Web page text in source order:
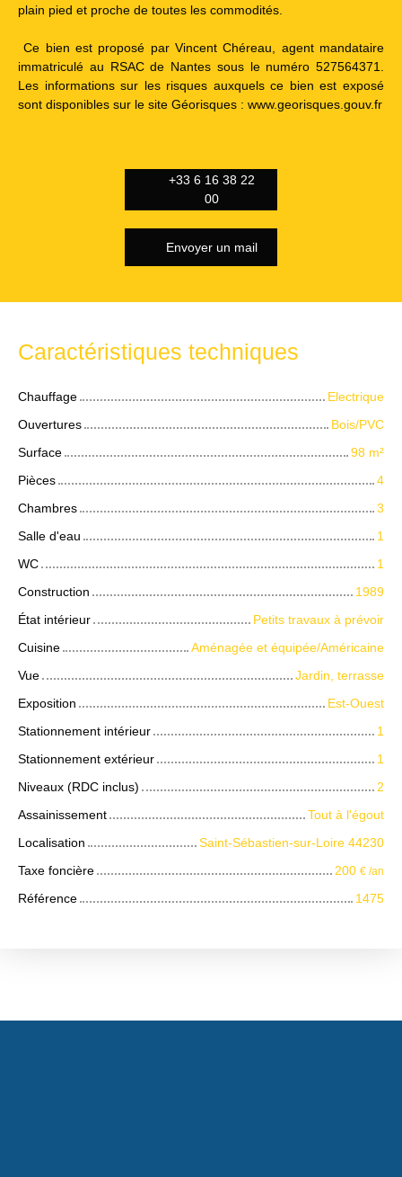
plain pied et proche de toutes les commodités.
Ce bien est proposé par Vincent Chéreau, agent mandataire
immatriculé au RSAC de Nantes sous le numéro 527564371.
Les informations sur les risques auxquels ce bien est exposé
sont disponibles sur le site Géorisques : www.georisques.gouv.fr
+33 6 16 38 22
00
Envoyer un mail
Caractéristiques techniques
Chauffage
Electrique
Ouvertures
Bois/PVC
Surface
98 m²
Pièces
4
Chambres
3
Salle d'eau
1
WC
1
Construction
1989
État intérieur
Petits travaux à prévoir
Cuisine
Aménagée et équipée/Américaine
Vue
Jardin, terrasse
Exposition
Est-Ouest
Stationnement intérieur
1
Stationnement extérieur
1
Niveaux (RDC inclus)
2
Assainissement
Tout à l'égout
Localisation
Saint-Sébastien-sur-Loire 44230
Taxe foncière
200 € /an
Référence 1475